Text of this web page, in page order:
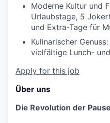
Moderne Kultur und
Urlaubstage, 5
und Extra-Tage für
Kulinarischer
vielfältige Lunch-
Apply for this job
Über uns
Die Revolution der